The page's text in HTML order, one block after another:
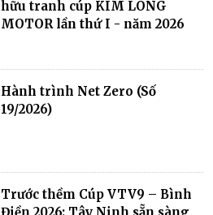
hữu tranh cúp KIM LONG
MOTOR lần thứ I - năm 2026
Hành trình Net Zero (Số
19/2026)
Trước thềm Cúp VTV9 – Bình